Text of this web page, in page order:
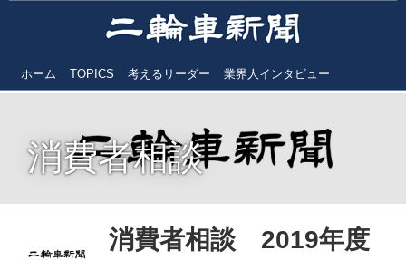
ホーム TOPICS 考えるリーダー 業界人インタビュー
消費者相談
消費者相談 2019年度